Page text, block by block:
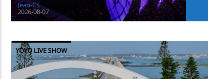
Jean-CS
2026-08-07
YOYO LIVE SHOW